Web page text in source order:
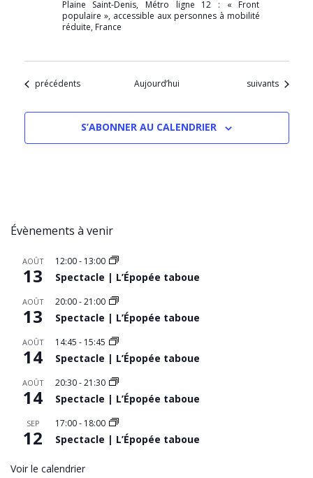
Plaine Saint-Denis, Métro ligne 12 : « Front
populaire », accessible aux personnes à mobilité
réduite, France
Évènements
précédents Aujourd’hui Évènements
suivants
S’ABONNER AU CALENDRIER
Évènements à venir
AOÛT
13
12:00- 13:00
Spectacle | L’Épopée taboue
AOÛT
13
20:00-21:00
Spectacle | L’Épopée taboue
AOÛT
14
14:45 - 15:45
Spectacle | L’Épopée taboue
AOÛT
14
20:30-21:30
Spectacle | L’Épopée taboue
SEP
12
17:00- 18:00
Spectacle | L’Épopée taboue
Voir le calendrier